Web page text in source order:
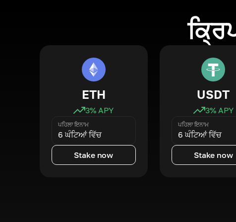
ETH
3% APY
ਪਹਿਲਾ ਇਨਾਮ
6 ਘੰਟਿਆਂ ਵਿੱਚ
Stake now
USDT
3% APY
ਪਹਿਲਾ ਇਨਾਮ
6 ਘੰਟਿਆਂ ਵਿੱਚ
Stake now